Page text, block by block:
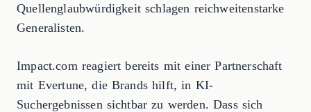
Quellenglaubwürdigkeit schlagen reichweitenstarke
Generalisten.
Impact.com reagiert bereits mit einer Partnerschaft
mit Evertune, die Brands hilft, in KI-
Suchergebnissen sichtbar zu werden. Dass sich